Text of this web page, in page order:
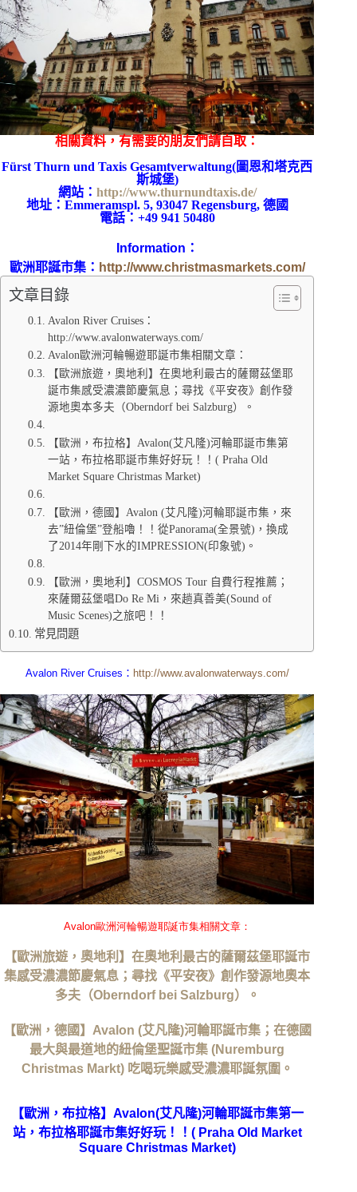
相關資料，有需要的朋友們請自取：
Fürst Thurn und Taxis Gesamtverwaltung(圖恩和塔克西
斯城堡)
網站： http://www.thurnundtaxis.de/
地址： Emmeramspl. 5, 93047 Regensburg, 德國
電話： +49 941 50480
Information ：
歐洲耶誕市集： http://www.christmasmarkets.com/
文章目錄
Avalon River Cruises：
http://www.avalonwaterways.com/
Avalon歐洲河輪暢遊耶誕市集相關文章：
【歐洲旅遊，奧地利】在奧地利最古的薩爾茲堡耶
誕市集感受濃濃節慶氣息；尋找《平安夜》創作發
源地奧本多夫（Oberndorf bei Salzburg）。
【歐洲，布拉格】Avalon(艾凡隆)河輪耶誕市集第
一站，布拉格耶誕市集好好玩！！( Praha Old
Market Square Christmas Market)
【歐洲，德國】Avalon (艾凡隆)河輪耶誕市集，來
去”紐倫堡”登船嚕！！從Panorama(全景號)，換成
了2014年剛下水的IMPRESSION(印象號)。
【歐洲，奧地利】COSMOS Tour 自費行程推薦；
來薩爾茲堡唱Do Re Mi，來趟真善美(Sound of
Music Scenes)之旅吧！！
常見問題
Avalon River Cruises ： http://www.avalonwaterways.com/
Avalon歐洲河輪暢遊耶誕市集相關文章：
【歐洲旅遊，奧地利】在奧地利最古的薩爾茲堡耶誕市
集感受濃濃節慶氣息；尋找《平安夜》創作發源地奧本
多夫（Oberndorf bei Salzburg）。
【歐洲，德國】Avalon (艾凡隆)河輪耶誕市集；在德國
最大與最道地的紐倫堡聖誕市集 (Nuremburg
Christmas Markt) 吃喝玩樂感受濃濃耶誕氛圍。
【歐洲，布拉格】Avalon(艾凡隆)河輪耶誕市集第一
站，布拉格耶誕市集好好玩！！( Praha Old Market
Square Christmas Market)